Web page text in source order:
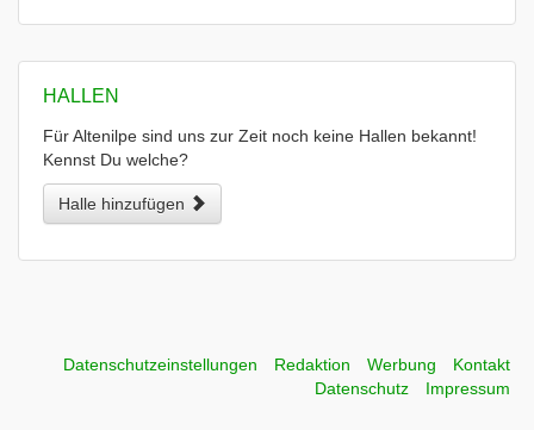
HALLEN
Für Altenilpe sind uns zur Zeit noch keine Hallen bekannt!
Kennst Du welche?
Halle hinzufügen
Datenschutzeinstellungen Redaktion Werbung
Kontakt
Datenschutz
Impressum